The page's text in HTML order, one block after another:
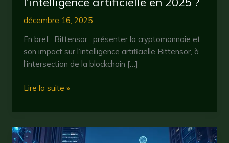
décembre 16, 2025
En bref : Bittensor : présenter la cryptomonnaie et
son impact sur l’intelligence artificielle Bittensor, à
l’intersection de la blockchain […]
Bittensor
comment
cryptomonnaie
Lire la suite »